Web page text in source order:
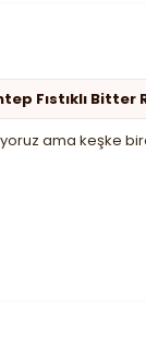
Fıstıklı Bitter
ama keşke